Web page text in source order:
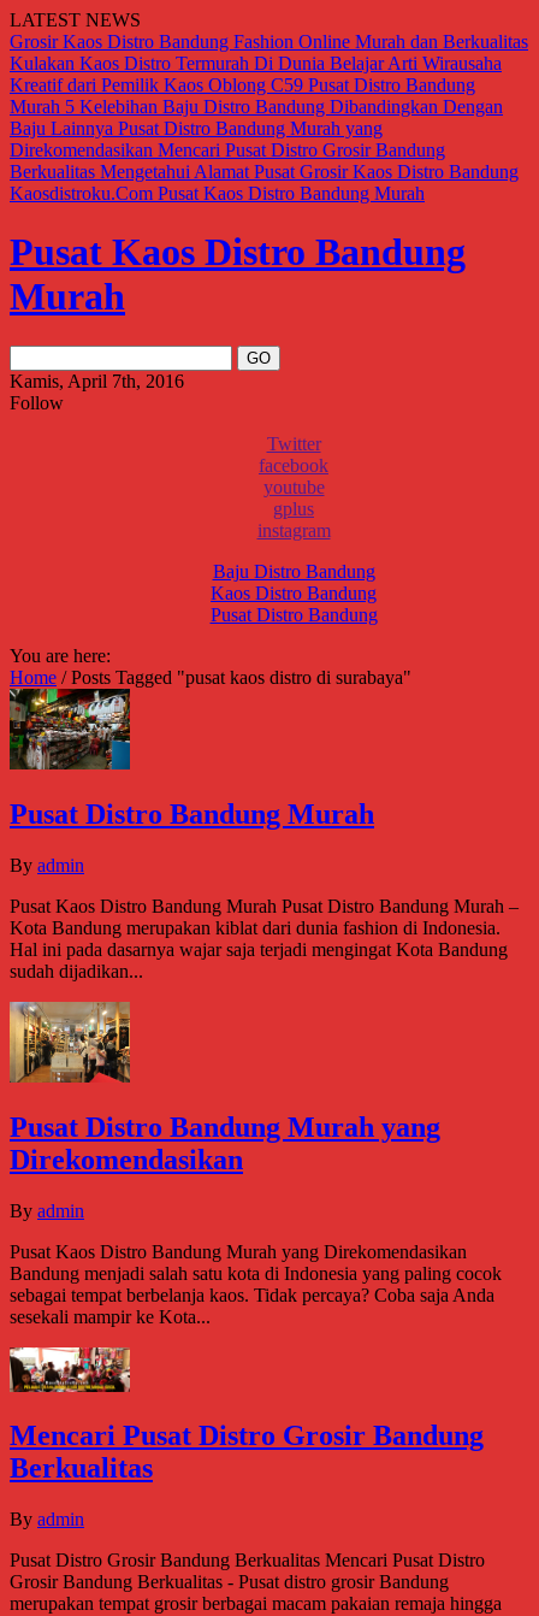
LATEST NEWS
Grosir Kaos Distro Bandung Fashion Online Murah dan Berkualitas
Kulakan Kaos Distro Termurah Di Dunia Belajar Arti Wirausaha
Kreatif dari Pemilik Kaos Oblong C59 Pusat Distro Bandung
Murah 5 Kelebihan Baju Distro Bandung Dibandingkan Dengan
Baju Lainnya Pusat Distro Bandung Murah yang
Direkomendasikan Mencari Pusat Distro Grosir Bandung
Berkualitas Mengetahui Alamat Pusat Grosir Kaos Distro Bandung
Kaosdistroku.Com Pusat Kaos Distro Bandung Murah
Pusat Kaos Distro Bandung
Murah
Kamis, April 7th, 2016
Follow
Twitter
facebook
youtube
gplus
instagram
Baju Distro Bandung
Kaos Distro Bandung
Pusat Distro Bandung
You are here:
Home /Posts Tagged "pusat kaos distro di surabaya"
Pusat Distro Bandung Murah
By admin
Pusat Kaos Distro Bandung Murah Pusat Distro Bandung Murah –
Kota Bandung merupakan kiblat dari dunia fashion di Indonesia.
Hal ini pada dasarnya wajar saja terjadi mengingat Kota Bandung
sudah dijadikan...
Pusat Distro Bandung Murah yang
Direkomendasikan
By admin
Pusat Kaos Distro Bandung Murah yang Direkomendasikan
Bandung menjadi salah satu kota di Indonesia yang paling cocok
sebagai tempat berbelanja kaos. Tidak percaya? Coba saja Anda
sesekali mampir ke Kota...
Mencari Pusat Distro Grosir Bandung
Berkualitas
By admin
Pusat Distro Grosir Bandung Berkualitas Mencari Pusat Distro
Grosir Bandung Berkualitas - Pusat distro grosir Bandung
merupakan tempat grosir berbagai macam pakaian remaja hingga